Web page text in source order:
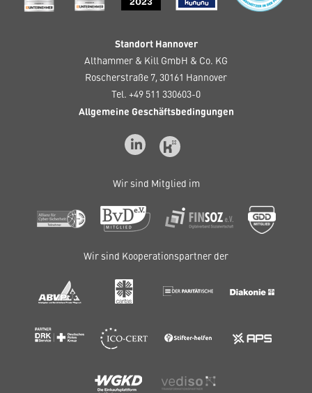
Standort Hannover
Althammer & Kill GmbH & Co. KG
Roscherstraße 7, 30161 Hannover
Tel. +49 511 330603-0
Allgemeine Geschäftsbedingungen
Wir sind Mitglied im
Wir sind Kooperationspartner der